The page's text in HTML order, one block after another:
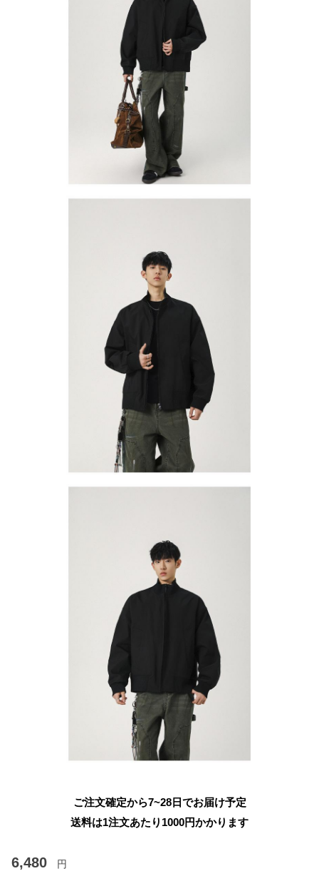
ご注文確定から7~28日でお届け予定
送料は1注文あたり 1000円かかります
6,480 円